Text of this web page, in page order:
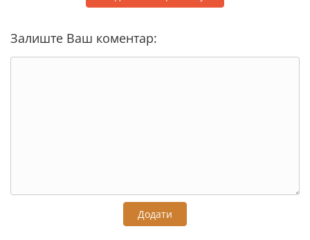
Залиште Ваш коментар:
Додати